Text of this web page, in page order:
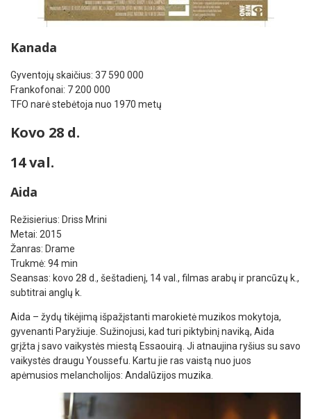
Kanada
Gyventojų skaičius: 37 590 000
Frankofonai: 7 200 000
TFO narė stebėtoja nuo 1970 metų
Kovo 28 d.
14 val.
Aida
Režisierius: Driss Mrini
Metai: 2015
Žanras: Drame
Trukmė: 94 min
Seansas: kovo 28 d., šeštadienį, 14 val., filmas arabų ir prancūzų k.,
subtitrai anglų k.
Aida – žydų tikėjimą išpažįstanti marokietė muzikos mokytoja,
gyvenanti Paryžiuje. Sužinojusi, kad turi piktybinį naviką, Aida
grįžta į savo vaikystės miestą Essaouirą. Ji atnaujina ryšius su savo
vaikystės draugu Youssefu. Kartu jie ras vaistą nuo juos
apėmusios melancholijos: Andalūzijos muzika.